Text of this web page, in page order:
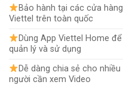
Bảo hành tại các cửa hàng
Viettel trên toàn quốc
Dùng App Viettel Home để
quản lý và sử dụng
Dễ dàng chia sẻ cho nhiều
người cần xem Video